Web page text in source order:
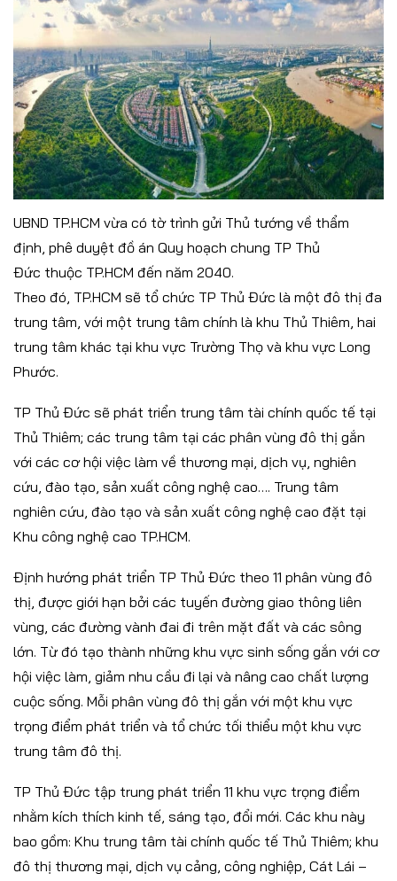
UBND TP.HCM vừa có tờ trình gửi Thủ tướng về thẩm
định, phê duyệt đồ án Quy hoạch chung TP Thủ
Đức thuộc TP.HCM đến năm 2040.
Theo đó, TP.HCM sẽ tổ chức TP Thủ Đức là một đô thị đa
trung tâm, với một trung tâm chính là khu Thủ Thiêm, hai
trung tâm khác tại khu vực Trường Thọ và khu vực Long
Phước.
TP Thủ Đức sẽ phát triển trung tâm tài chính quốc tế tại
Thủ Thiêm; các trung tâm tại các phân vùng đô thị gắn
với các cơ hội việc làm về thương mại, dịch vụ, nghiên
cứu, đào tạo, sản xuất công nghệ cao…. Trung tâm
nghiên cứu, đào tạo và sản xuất công nghệ cao đặt tại
Khu công nghệ cao TP.HCM.
Định hướng phát triển TP Thủ Đức theo 11 phân vùng đô
thị, được giới hạn bởi các tuyến đường giao thông liên
vùng, các đường vành đai đi trên mặt đất và các sông
lớn. Từ đó tạo thành những khu vực sinh sống gắn với cơ
hội việc làm, giảm nhu cầu đi lại và nâng cao chất lượng
cuộc sống. Mỗi phân vùng đô thị gắn với một khu vực
trọng điểm phát triển và tổ chức tối thiểu một khu vực
trung tâm đô thị.
TP Thủ Đức tập trung phát triển 11 khu vực trọng điểm
nhằm kích thích kinh tế, sáng tạo, đổi mới. Các khu này
bao gồm: Khu trung tâm tài chính quốc tế Thủ Thiêm; khu
đô thị thương mại, dịch vụ cảng, công nghiệp, Cát Lái –